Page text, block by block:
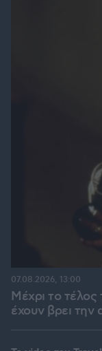
Μέχρι το τέλος
έχουν βρει την
07.08.2026, 13:00